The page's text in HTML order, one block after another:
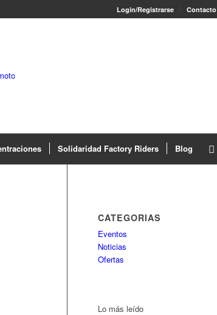
Login/Registrarse Contacto
Solidaridad Factory Riders Blog
CATEGORIAS
Eventos
Noticias
Ofertas
Lo más leído